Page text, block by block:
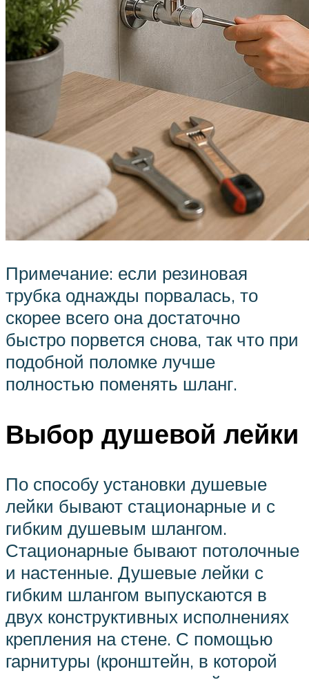
Примечание: если резиновая
трубка однажды порвалась, то
скорее всего она достаточно
быстро порвется снова, так что при
подобной поломке лучше
полностью поменять шланг.
Выбор душевой лейки
По способу установки душевые
лейки бывают стационарные и с
гибким душевым шлангом.
Стационарные бывают потолочные
и настенные. Душевые лейки с
гибким шлангом выпускаются в
двух конструктивных исполнениях
крепления на стене. С помощью
гарнитуры (кронштейн, в которой